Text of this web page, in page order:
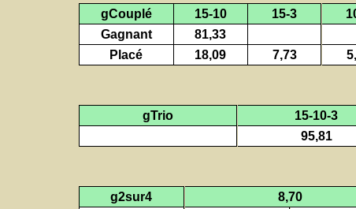
gCouplé 15-10 15-3
Gagnant
81,33
Placé
18,09 7,73
gTrio
15-10-3
95,81
g2sur4
8,70